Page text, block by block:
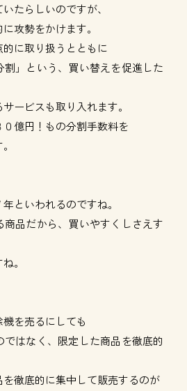
たらしいのですが、
攻勢をかけます。
に取り扱うとともに
割」という、買い替えを促進した
ービスも取り入れます。
億円！もの分割手数料を
といわれるのですね。
商品だから、買いやすくしさえす
。
を売るにしても
はなく、限定した商品を徹底的
を徹底的に集中して販売するのが